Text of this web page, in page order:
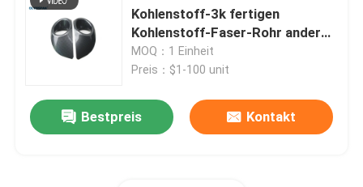
zusammengesetzter Autoklav
Kohlenstoff-3k fertigen
Kohlenstoff-Faser-Rohr andere
Autoteile besonders an
MOQ：1 Einheit
Preis：$1-100 unit
Bestpreis Kontakt